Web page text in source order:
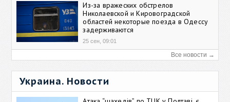
Из-за вражеских обстрелов
Николаевской и Кировоградской
областей некоторые поезда в Одессу
задерживаются
25 сен, 09:01
Все новости →
Украина. Новости